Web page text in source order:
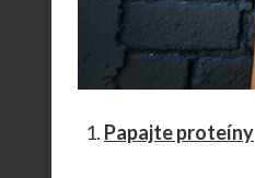
Papajte proteíny